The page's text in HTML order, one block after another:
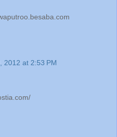
2012 at 2:53 PM